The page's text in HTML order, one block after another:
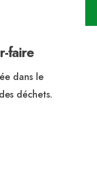
faire
dans le
déchets.